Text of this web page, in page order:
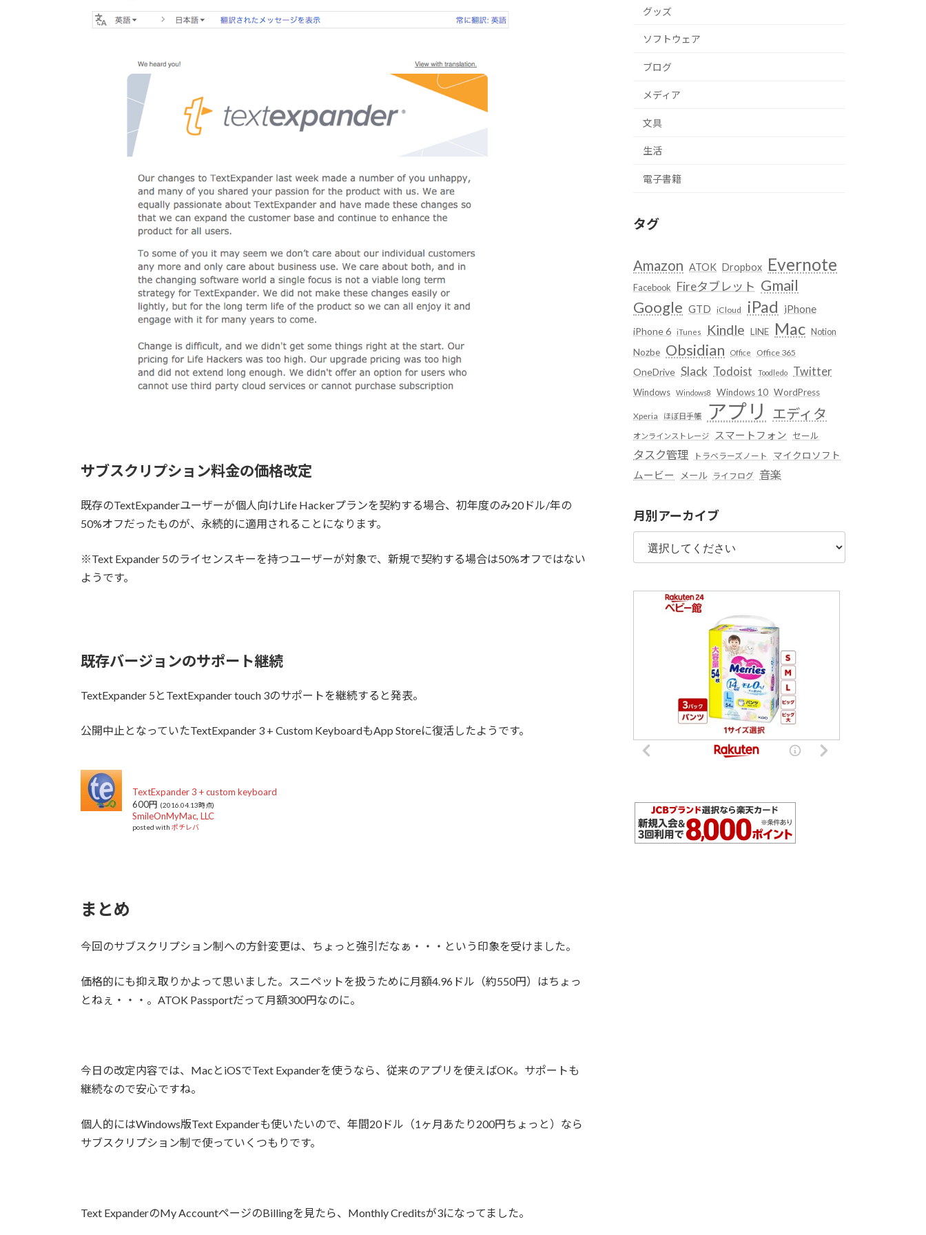
サブスクリプション料金の価格改定
既存のTextExpanderユーザーが個人向けLife Hackerプランを契約する場合、初年度のみ20ドル/年の
50%オフだったものが、永続的に適用されることになります。
※Text Expander 5のライセンスキーを持つユーザーが対象で、新規で契約する場合は50%オフではない
ようです。
既存バージョンのサポート継続
TextExpander 5とTextExpander touch 3のサポートを継続すると発表。
公開中止となっていたTextExpander 3 + Custom KeyboardもApp Storeに復活したようです。
TextExpander 3 + custom keyboard
600円 (2016.04.13時点)
SmileOnMyMac, LLC
posted with ポチレバ
まとめ
今回のサブスクリプション制への方針変更は、ちょっと強引だなぁ・・・という印象を受けました。
価格的にも抑え取りかよって思いました。スニペットを扱うために月額4.96ドル（約550円）はちょっ
とねぇ・・・。ATOK Passportだって月額300円なのに。
今日の改定内容では、MacとiOSでText Expanderを使うなら、従来のアプリを使えばOK。サポートも
継続なので安心ですね。
個人的にはWindows版Text Expanderも使いたいので、年間20ドル（1ヶ月あたり200円ちょっと）なら
サブスクリプション制で使っていくつもりです。
Text ExpanderのMy AccountページのBillingを見たら、Monthly Creditsが3になってました。
グッズ
ソフトウェア
ブログ
メディア
文具
生活
電子書籍
タグ
Amazon ATOK Dropbox Evernote
Facebook Fireタブレット Gmail
Google GTD iCloud iPad iPhone
iPhone 6 iTunes Kindle LINE Mac Notion
Nozbe Obsidian Office Office 365
OneDrive Slack Todoist Toodledo Twitter
Windows Windows8 Windows 10 WordPress
Xperia ほぼ日手帳 アプリ エディタ
オンラインストレージ スマートフォン セール
タスク管理 トラベラーズノート マイクロソフト
ムービー メール ライフログ 音楽
月別アーカイブ